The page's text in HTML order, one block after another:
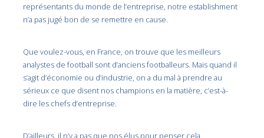
représentants du monde de l’entreprise, notre establishment
n’a pas jugé bon de se remettre en cause.
Que voulez-vous, en France, on trouve que les meilleurs
analystes de football sont d’anciens footballeurs. Mais quand il
s’agit d’économie ou d’industrie, on a du mal à prendre au
sérieux ce que disent nos champions en la matière, c’est-à-
dire les chefs d’entreprise.
D’ailleurs, il n’y a pas que nos élus pour penser cela.